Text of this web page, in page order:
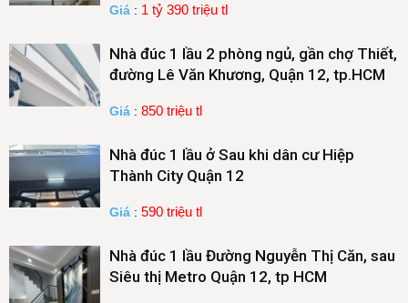
Giá : 1 tỷ 390 triệu tl
Nhà đúc 1 lầu 2 phòng ngủ, gần chợ Thiết,
đường Lê Văn Khương, Quận 12, tp.HCM
Giá : 850 triệu tl
Nhà đúc 1 lầu ở Sau khi dân cư Hiệp
Thành City Quận 12
Giá : 590 triệu tl
Nhà đúc 1 lầu Đường Nguyễn Thị Căn, sau
Siêu thị Metro Quận 12, tp HCM